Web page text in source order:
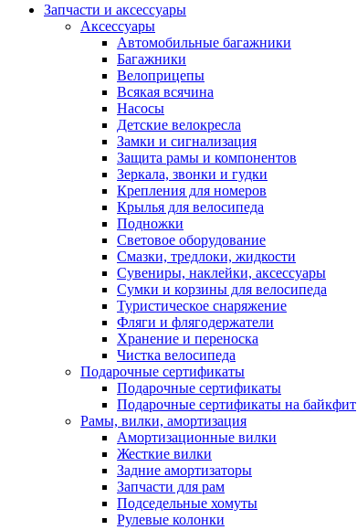
Запчасти и аксессуары
Аксессуары
Автомобильные багажники
Багажники
Велоприцепы
Всякая всячина
Насосы
Детские велокресла
Замки и сигнализация
Защита рамы и компонентов
Зеркала, звонки и гудки
Крепления для номеров
Крылья для велосипеда
Подножки
Световое оборудование
Смазки, тредлоки, жидкости
Сувениры, наклейки, аксессуары
Сумки и корзины для велосипеда
Туристическое снаряжение
Фляги и флягодержатели
Хранение и переноска
Чистка велосипеда
Подарочные сертификаты
Подарочные сертификаты
Подарочные сертификаты на байкфит
Рамы, вилки, амортизация
Амортизационные вилки
Жесткие вилки
Задние амортизаторы
Запчасти для рам
Подседельные хомуты
Рулевые колонки